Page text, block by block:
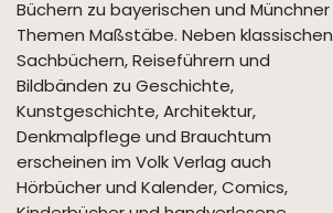
Büchern zu bayerischen und Münchner
Themen Maßstäbe. Neben klassischen
Sachbüchern, Reiseführern und
Bildbänden zu Geschichte,
Kunstgeschichte, Architektur,
Denkmalpflege und Brauchtum
erscheinen im Volk Verlag auch
Hörbücher und Kalender, Comics,